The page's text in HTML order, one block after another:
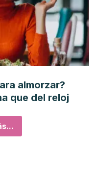
almorzar?
que del reloj